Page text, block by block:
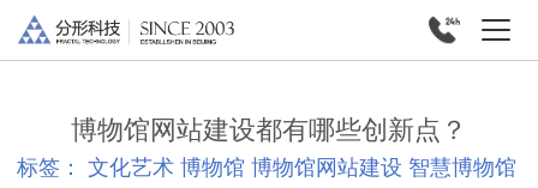
博物馆网站建设都有哪些创新点？
标签： 文化艺术 博物馆 博物馆网站建设 智慧博物馆